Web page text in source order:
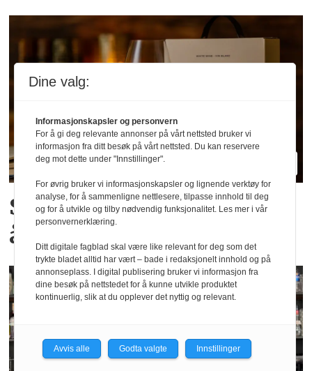
Samme «soundtrack», ny
årstid
Dine valg:
Informasjonskapsler og personvern
For å gi deg relevante annonser på vårt nettsted bruker vi
informasjon fra ditt besøk på vårt nettsted. Du kan reservere
deg mot dette under "Innstillinger".
For øvrig bruker vi informasjonskapsler og lignende verktøy for
analyse, for å sammenligne nettlesere, tilpasse innhold til deg
og for å utvikle og tilby nødvendig funksjonalitet. Les mer i vår
personvernerklæring.
Ditt digitale fagblad skal være like relevant for deg som det
trykte bladet alltid har vært – bade i redaksjonelt innhold og på
annonseplass. I digital publisering bruker vi informasjon fra
dine besøk på nettstedet for å kunne utvikle produktet
kontinuerlig, slik at du opplever det nyttig og relevant.
Avvis alle Godta valgte Innstillinger